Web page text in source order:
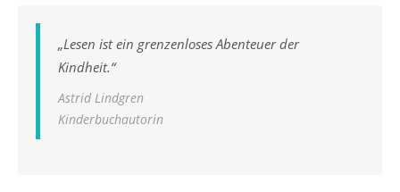
„Lesen ist ein grenzenloses Abenteuer der
Kindheit.“
Astrid Lindgren
Kinderbuchautorin